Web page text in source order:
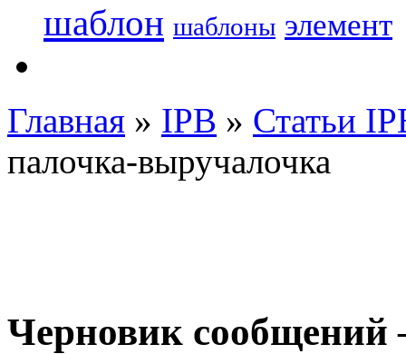
шаблон шаблоны элемент
Главная » IPB » Статьи
палочка-выручалочка
Черновик